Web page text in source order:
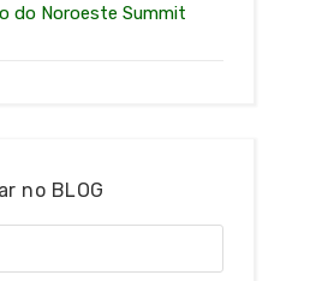
do Noroeste Summit
no BLOG